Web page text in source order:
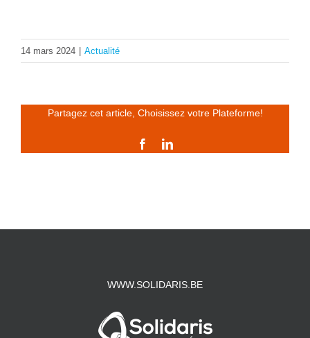
14 mars 2024 | Actualité
Partagez cet article, Choisissez votre Plateforme!
FacebookLinkedIn
WWW.SOLIDARIS.BE